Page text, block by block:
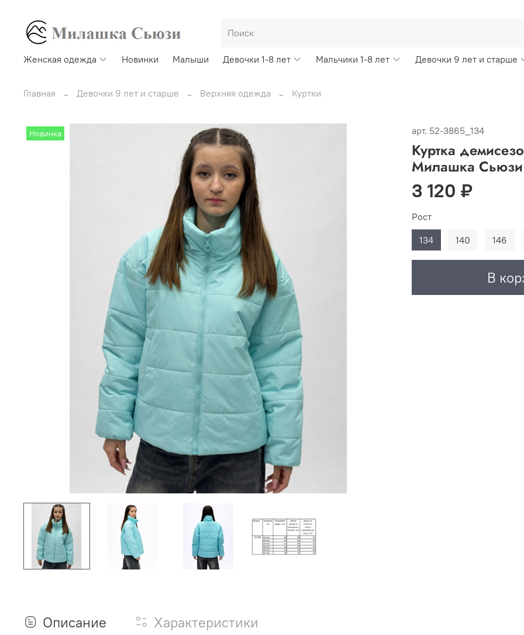
Женская одежда Новинки Малыши Девочки 1-8 лет Мальчики 1-8 лет Девочки 9 лет и старше
Главная Девочки 9 лет и старше Верхняя одежда Куртки
Новинка арт. 52-3865_134
Куртка
Милашка Сьюзи
3 120 ₽
В
Рост
134
140 146
Описание Характеристики